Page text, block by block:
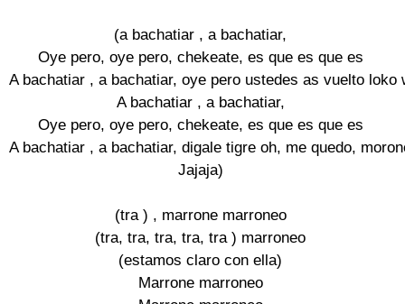
(a bachatiar , a bachatiar,
Oye pero, oye pero, chekeate, es que es que es
A bachatiar , a bachatiar, oye pero ustedes as vuelto loko
A bachatiar , a bachatiar,
Oye pero, oye pero, chekeate, es que es que es
A bachatiar , a bachatiar, digale tigre oh, me quedo,
Jajaja)
(tra ) , marrone marroneo
(tra, tra, tra, tra, tra ) marroneo
(estamos claro con ella)
Marrone marroneo